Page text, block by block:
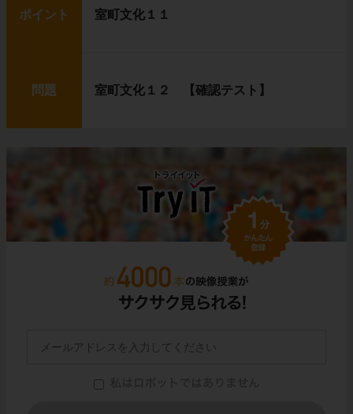
ポイント 室町文化１１
問題 室町文化１２ 【確認テスト】